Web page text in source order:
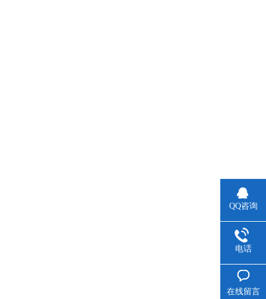
QQ咨询
电话
在线留言